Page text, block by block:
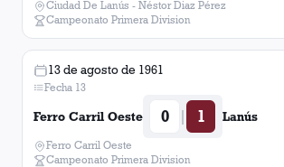
Ciudad De Lanús - Néstor Diaz Pérez
Campeonato Primera Division
13 de agosto de 1961
Fecha 13
Ferro Carril Oeste 0 | 1 Lanús
Ferro Carril Oeste
Campeonato Primera Division